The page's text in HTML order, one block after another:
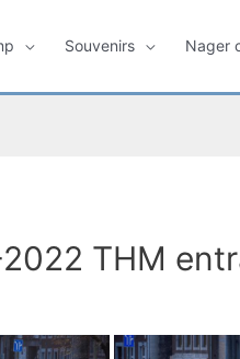
Souvenirs Nager
THM